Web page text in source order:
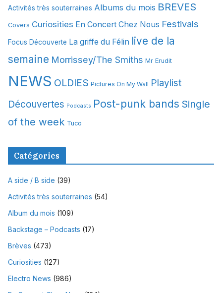
v
e
Activités très souterraines Albums du mois BREVES
Covers Curiosities En Concert Chez Nous Festivals
Focus Découverte La griffe du Félin live de la
semaine Morrissey/The Smiths Mr Erudit
NEWS OLDIES Pictures On My Wall Playlist
Découvertes Podcasts Post-punk bands Single
of the week Tuco
Catégories
A side / B side (39)
Activités très souterraines (54)
Album du mois (109)
Backstage – Podcasts (17)
Brèves (473)
Curiosities (127)
Electro News (986)